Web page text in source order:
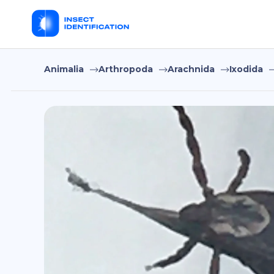
Animalia Arthropoda Arachnida Ixodida